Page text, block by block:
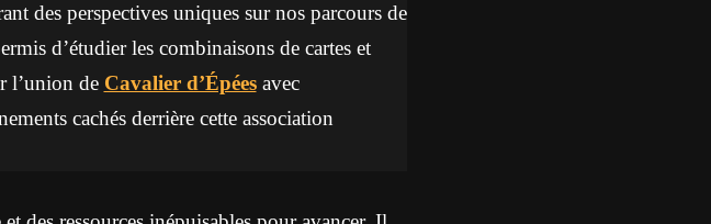
des perspectives uniques sur nos parcours de
d’étudier les combinaisons de cartes et
l’union de Cavalier d’Épéesavec
cachés derrière cette association